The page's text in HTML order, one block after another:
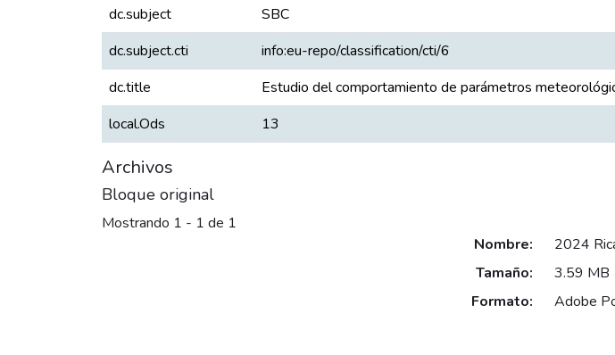
dc.subject
SBC
dc.subject.cti
info:eu-repo/classification/cti/6
dc.title
Estudio del comportamiento de parámetros
local.Ods
13
Archivos
Bloque original
Mostrando 1 - 1 de 1
Nombre:
2024
Tamaño:
3.59 MB
Formato:
Adobe